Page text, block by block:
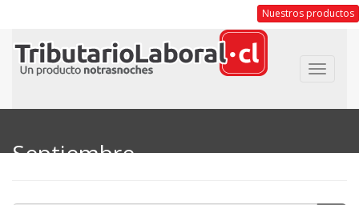
Nuestros productos
Toggle
Septiembre